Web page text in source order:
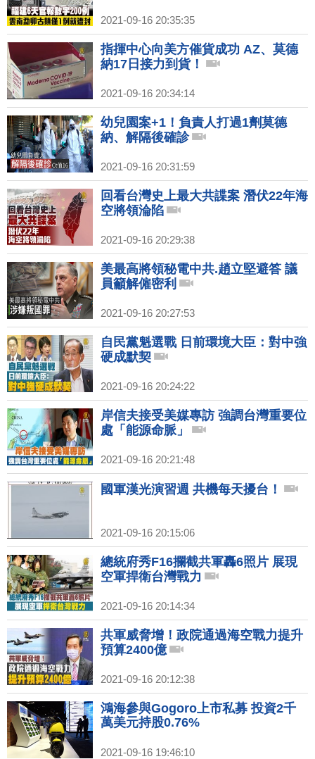
2021-09-16 20:35:35
指揮中心向美方催貨成功 AZ、莫德
納17日接力到貨！
2021-09-16 20:34:14
幼兒園案+1！負責人打過1劑莫德
納、解隔後確診
2021-09-16 20:31:59
回看台灣史上最大共諜案 潛伏22年海
空將領淪陷
2021-09-16 20:29:38
美最高將領秘電中共.趙立堅避答 議
員籲解僱密利
2021-09-16 20:27:53
自民黨魁選戰 日前環境大臣：對中強
硬成默契
2021-09-16 20:24:22
岸信夫接受美媒專訪 強調台灣重要位
處「能源命脈」
2021-09-16 20:21:48
國軍漢光演習週 共機每天擾台！
2021-09-16 20:15:06
總統府秀F16攔截共軍轟6照片 展現
空軍捍衛台灣戰力
2021-09-16 20:14:34
共軍威脅增！政院通過海空戰力提升
預算2400億
2021-09-16 20:12:38
鴻海參與Gogoro上市私募 投資2千
萬美元持股0.76%
2021-09-16 19:46:10